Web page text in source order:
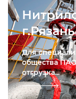
г.Рязань
Для
общества
отгрузка...